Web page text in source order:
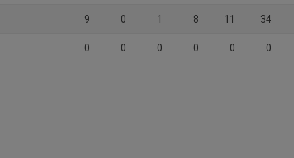
9 0 1 8 11 34
0 0 0 0 0 0